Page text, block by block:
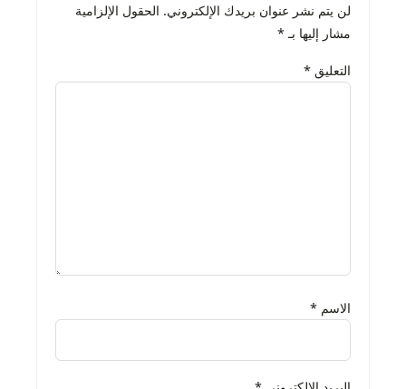
لن يتم نشر عنوان بريدك الإلكتروني. الحقول الإلزامية
مشار إليها بـ*
التعليق *
الاسم *